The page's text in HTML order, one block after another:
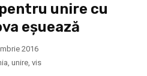
unire cu
eșuează
2016
, unire, vis